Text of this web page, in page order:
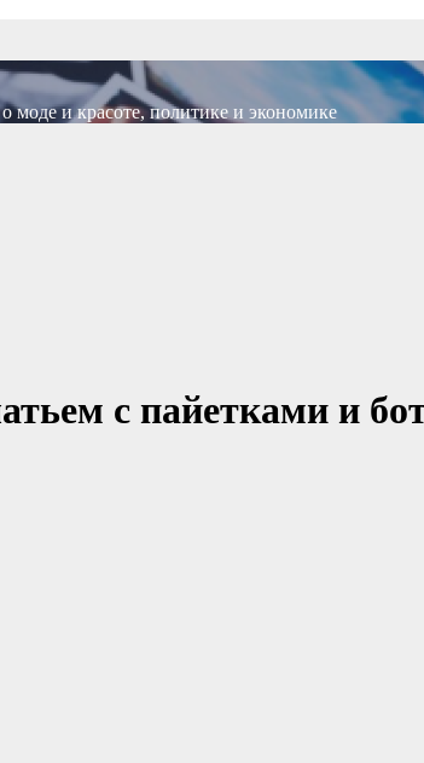
и красоте, политике и экономике
с пайетками и